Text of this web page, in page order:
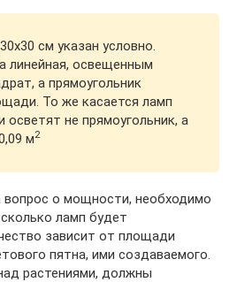
см указан условно.
линейная, освещенным
а прямоугольник
То же касается ламп
осветят не прямоугольник, а
м2
о мощности, необходимо
ламп будет
зависит от площади
пятна, ими создаваемого.
растениями, должны